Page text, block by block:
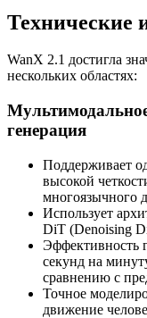
Технические
WanX 2.1 достигла
нескольких областях:
генерация
Поддерживает
высокой
многоязычного
Использует
DiT (Denoising
Эффективность
секунд на
сравнению с
Точное
движение